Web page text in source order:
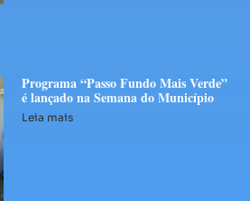
Programa “Passo Fundo Mais Verde”
é lançado na Semana do Município
Leia mais